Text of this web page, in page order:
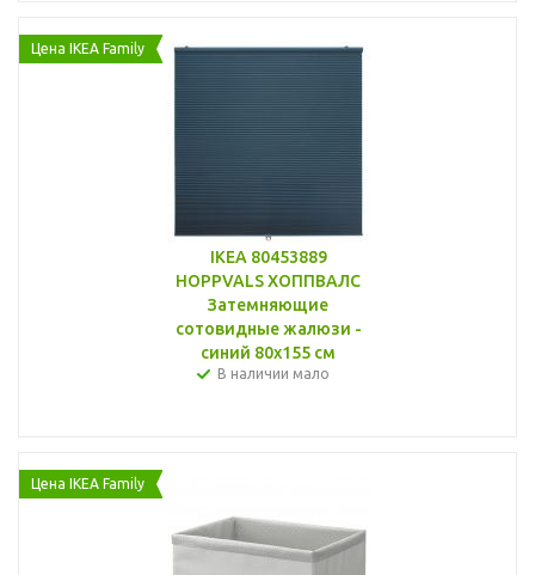
Цена IKEA Family
IKEA 80453889
HOPPVALS ХОППВАЛС
Затемняющие
сотовидные жалюзи -
синий 80x155 см
В наличии мало
Цена IKEA Family